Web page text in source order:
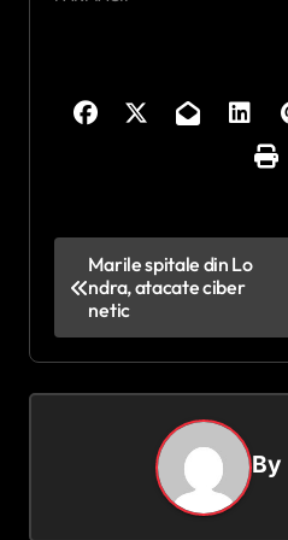
v
i
Marile spitale din Lo
ndra, atacate ciber
netic
By